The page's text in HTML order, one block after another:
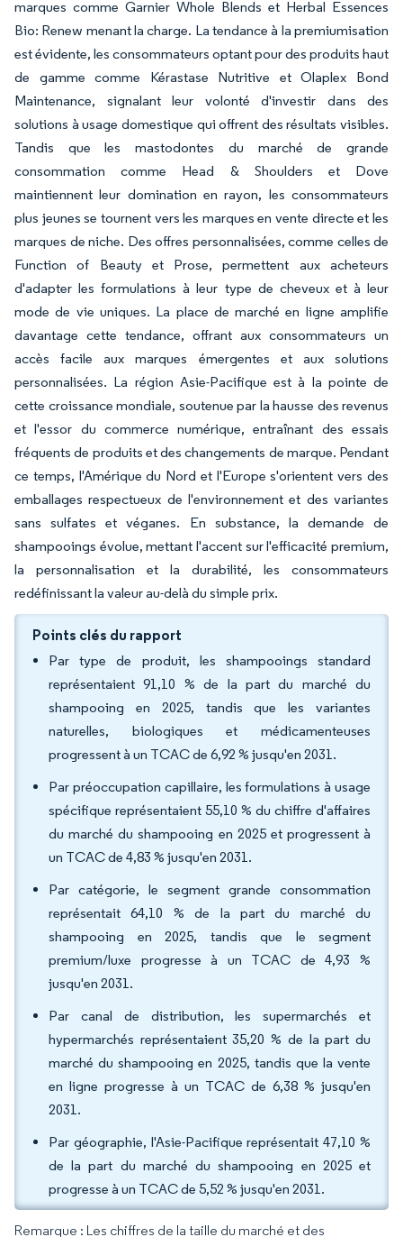
marques comme Garnier Whole Blends et Herbal Essences
Bio: Renew menant la charge. La tendance à la premiumisation
est évidente, les consommateurs optant pour des produits haut
de gamme comme Kérastase Nutritive et Olaplex Bond
Maintenance, signalant leur volonté d'investir dans des
solutions à usage domestique qui offrent des résultats visibles.
Tandis que les mastodontes du marché de grande
consommation comme Head & Shoulders et Dove
maintiennent leur domination en rayon, les consommateurs
plus jeunes se tournent vers les marques en vente directe et les
marques de niche. Des offres personnalisées, comme celles de
Function of Beauty et Prose, permettent aux acheteurs
d'adapter les formulations à leur type de cheveux et à leur
mode de vie uniques. La place de marché en ligne amplifie
davantage cette tendance, offrant aux consommateurs un
accès facile aux marques émergentes et aux solutions
personnalisées. La région Asie-Pacifique est à la pointe de
cette croissance mondiale, soutenue par la hausse des revenus
et l'essor du commerce numérique, entraînant des essais
fréquents de produits et des changements de marque. Pendant
ce temps, l'Amérique du Nord et l'Europe s'orientent vers des
emballages respectueux de l'environnement et des variantes
sans sulfates et véganes. En substance, la demande de
shampooings évolue, mettant l'accent sur l'efficacité premium,
la personnalisation et la durabilité, les consommateurs
redéfinissant la valeur au-delà du simple prix.
Points clés du rapport
Par type de produit, les shampooings standard
représentaient 91,10 % de la part du marché du
shampooing en 2025, tandis que les variantes
naturelles, biologiques et médicamenteuses
progressent à un TCAC de 6,92 % jusqu'en 2031.
Par préoccupation capillaire, les formulations à usage
spécifique représentaient 55,10 % du chiffre d'affaires
du marché du shampooing en 2025 et progressent à
un TCAC de 4,83 % jusqu'en 2031.
Par catégorie, le segment grande consommation
représentait 64,10 % de la part du marché du
shampooing en 2025, tandis que le segment
premium/luxe progresse à un TCAC de 4,93 %
jusqu'en 2031.
Par canal de distribution, les supermarchés et
hypermarchés représentaient 35,20 % de la part du
marché du shampooing en 2025, tandis que la vente
en ligne progresse à un TCAC de 6,38 % jusqu'en
2031.
Par géographie, l'Asie-Pacifique représentait 47,10 %
de la part du marché du shampooing en 2025 et
progresse à un TCAC de 5,52 % jusqu'en 2031.
Remarque : Les chiffres de la taille du marché et des